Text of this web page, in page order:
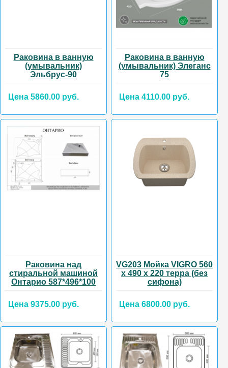
Раковина в ванную
(умывальник)
Эльбрус-90
Цена 5860.00 руб.
Раковина в ванную
(умывальник) Элеганс
75
Цена 4110.00 руб.
Раковина над
стиральной машиной
Онтарио 587*496*100
Цена 9375.00 руб.
VG203 Мойка VIGRO 560
х 490 х 220 терра (без
сифона)
Цена 6800.00 руб.